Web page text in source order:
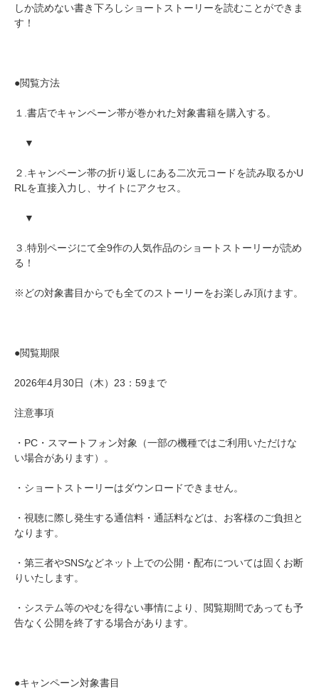
しか読めない書き下ろしショートストーリーを読むことができま
す！
●閲覧方法
１.書店でキャンペーン帯が巻かれた対象書籍を購入する。
▼
２.キャンペーン帯の折り返しにある二次元コードを読み取るかU
RLを直接入力し、サイトにアクセス。
▼
３.特別ページにて全9作の人気作品のショートストーリーが読め
る！
※どの対象書目からでも全てのストーリーをお楽しみ頂けます。
●閲覧期限
2026年4月30日（木）23：59まで
注意事項
・PC・スマートフォン対象（一部の機種ではご利用いただけな
い場合があります）。
・ショートストーリーはダウンロードできません。
・視聴に際し発生する通信料・通話料などは、お客様のご負担と
なります。
・第三者やSNSなどネット上での公開・配布については固くお断
りいたします。
・システム等のやむを得ない事情により、閲覧期間であっても予
告なく公開を終了する場合があります。
●キャンペーン対象書目